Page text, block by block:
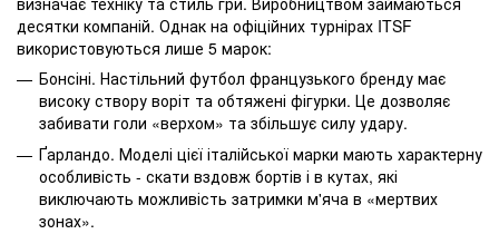
десятки компаній. Однак на офіційних турнірах ITSF
використовуються лише 5 марок:
Бонсіні. Настільний футбол французького бренду має
високу створу воріт та обтяжені фігурки. Це дозволяє
забивати голи «верхом» та збільшує силу удару.
Ґарландо. Моделі цієї італійської марки мають характерну
особливість - скати вздовж бортів і в кутах, які
виключають можливість затримки м'яча в «мертвих
зонах».